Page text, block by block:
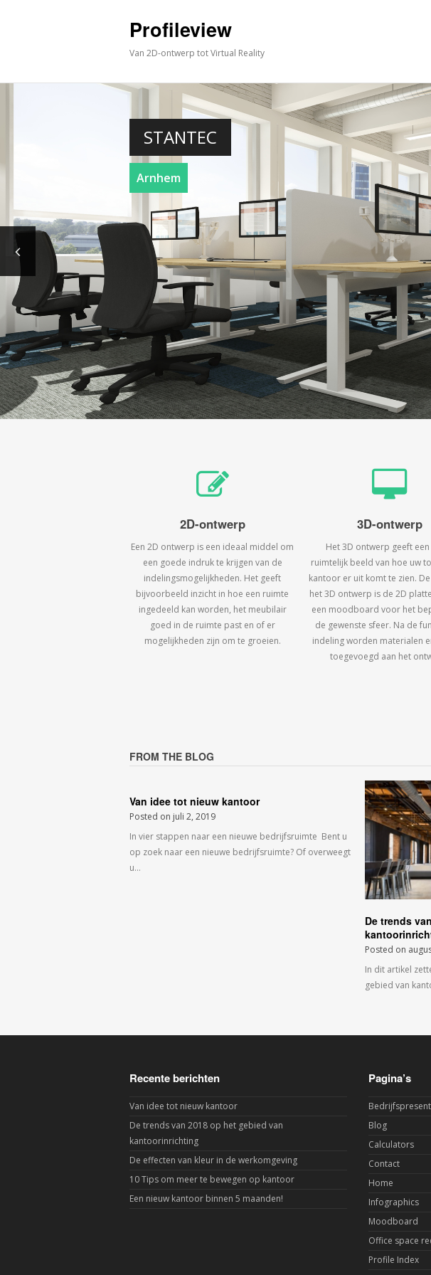
Profileview
Van 2D-ontwerp tot Virtual Reality
STANTEC
Arnhem
2D-ontwerp
Een 2D ontwerp is een ideaal middel om
een goede indruk te krijgen van de
indelingsmogelijkheden. Het geeft
bijvoorbeeld inzicht in hoe een ruimte
ingedeeld kan worden, het meubilair
goed in de ruimte past en of er
mogelijkheden zijn om te groeien.
3D-ontwerp
Het 3D ontwerp geeft
ruimtelijk beeld van hoe uw
kantoor er uit komt te zien.
het 3D ontwerp is de 2D
een moodboard voor het
de gewenste sfeer. Na de
indeling worden materialen
toegevoegd aan het
FROM THE BLOG
Van idee tot nieuw kantoor
Posted on juli 2, 2019
In vier stappen naar een nieuwe bedrijfsruimte Bent u
op zoek naar een nieuwe bedrijfsruimte? Of overweegt
u…
De trends
Posted on
In dit artikel
gebied van
Recente berichten
Van idee tot nieuw kantoor
De trends van 2018 op het gebied van
kantoorinrichting
De effecten van kleur in de werkomgeving
10 Tips om meer te bewegen op kantoor
Een nieuw kantoor binnen 5 maanden!
Pagina’s
Blog
Calculators
Contact
Home
Infographics
Moodboard
Office space
Profile Index